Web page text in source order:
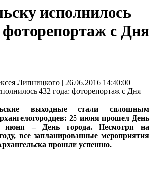
исполнилось
фоторепортаж с Дня
Липницкого | 26.06.2016 14:40:00
выходные стали сплошным
25 июня прошел День
июня – День города. Несмотря на
все запланированные мероприятия
прошли успешно.